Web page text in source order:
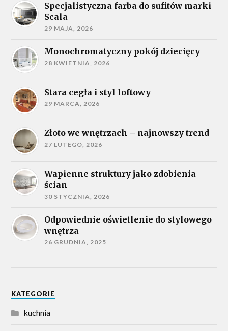
Specjalistyczna farba do sufitów marki
Scala
29 MAJA, 2026
Monochromatyczny pokój dziecięcy
28 KWIETNIA, 2026
Stara cegła i styl loftowy
29 MARCA, 2026
Złoto we wnętrzach – najnowszy trend
27 LUTEGO, 2026
Wapienne struktury jako zdobienia
ścian
30 STYCZNIA, 2026
Odpowiednie oświetlenie do stylowego
wnętrza
26 GRUDNIA, 2025
KATEGORIE
kuchnia